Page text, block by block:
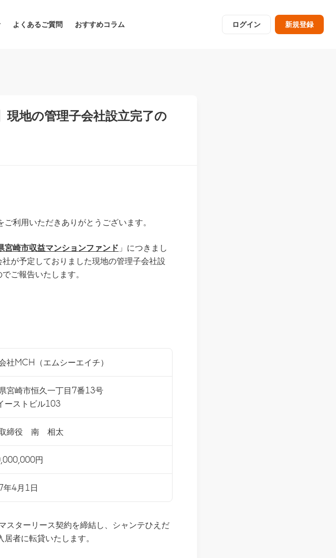
よくあるご質問 おすすめコラム ログイン 新規登録
現地の管理子会社設立完了の
利用いただきありがとうございます。
宮崎市収益マンションファンド 」につきまし
が予定しておりました現地の管理子会社設
ご報告いたします。
社MCH（エムシーエイチ）
宮崎市恒久一丁目7番13号
ーストビル103
締役 南 相太
円
年4月1日
スターリース契約を締結し、シャンテひえだ
者に転貸いたします。